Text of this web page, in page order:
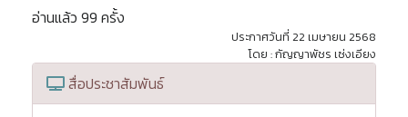
อ่านแล้ว 99 ครั้ง
ประกาศวันที่ 22 เมษายน 2568
โดย : กัญญาพัชร เซ่งเอียง
สื่อประชาสัมพันธ์